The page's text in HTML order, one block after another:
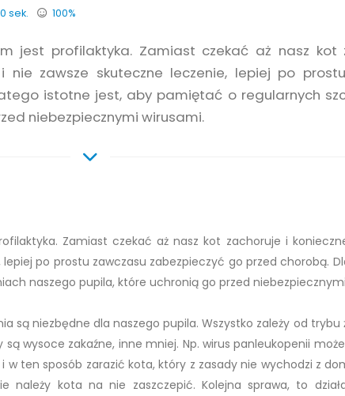
sek. 100%
jest profilaktyka. Zamiast czekać aż nasz kot
nie zawsze skuteczne leczenie, lepiej po
istotne jest, aby pamiętać o regularnych
niebezpiecznymi wirusami.
Zamiast czekać aż nasz kot zachoruje i
po prostu zawczasu zabezpieczyć go przed chorobą.
naszego pupila, które uchronią go przed
są niezbędne dla naszego pupila. Wszystko zależy od trybu
wysoce zakaźne, inne mniej. Np. wirus panleukopenii
ten sposób zarazić kota, który z zasady nie wychodzi z
należy kota na nie zaszczepić. Kolejna sprawa, to